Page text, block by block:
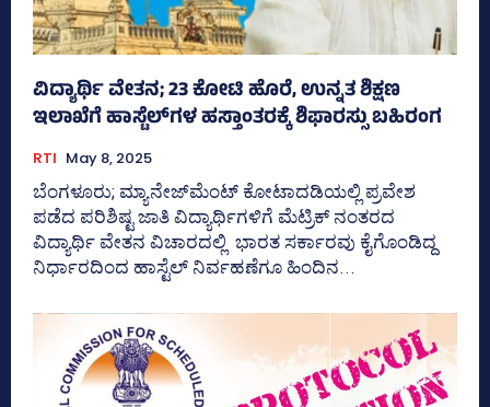
ವಿದ್ಯಾರ್ಥಿ ವೇತನ; 23 ಕೋಟಿ ಹೊರೆ, ಉನ್ನತ ಶಿಕ್ಷಣ
ಇಲಾಖೆಗೆ ಹಾಸ್ಟೆಲ್‌ಗಳ ಹಸ್ತಾಂತರಕ್ಕೆ ಶಿಫಾರಸ್ಸು ಬಹಿರಂಗ
RTI May 8, 2025
ಬೆಂಗಳೂರು; ಮ್ಯಾನೇಜ್‌ಮೆಂಟ್‌ ಕೋಟಾದಡಿಯಲ್ಲಿ ಪ್ರವೇಶ
ಪಡೆದ ಪರಿಶಿಷ್ಟ ಜಾತಿ ವಿದ್ಯಾರ್ಥಿಗಳಿಗೆ ಮೆಟ್ರಿಕ್‌ ನಂತರದ
ವಿದ್ಯಾರ್ಥಿ ವೇತನ ವಿಚಾರದಲ್ಲಿ ಭಾರತ ಸರ್ಕಾರವು ಕೈಗೊಂಡಿದ್ದ
ನಿರ್ಧಾರದಿಂದ ಹಾಸ್ಟೆಲ್‌ ನಿರ್ವಹಣೆಗೂ ಹಿಂದಿನ...